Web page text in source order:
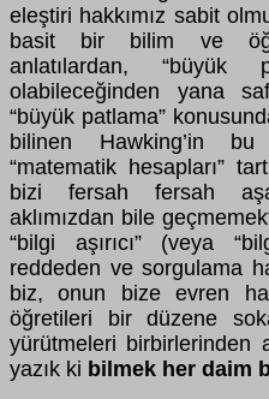
eleştiri hakkımız sabit
basit bir bilim ve
anlatılardan, “büyük
olabileceğinden yana
“büyük patlama”
bilinen Hawking’in
“matematik hesapları”
bizi fersah fersah
aklımızdan bile
“bilgi aşırıcı” (veya
reddeden ve sorgulama
biz, onun bize evren
öğretileri bir düzene
yürütmeleri birbirlerinden
yazık ki bilmek her daim